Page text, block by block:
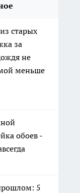
старых
за
не
меньше
обоев -
5